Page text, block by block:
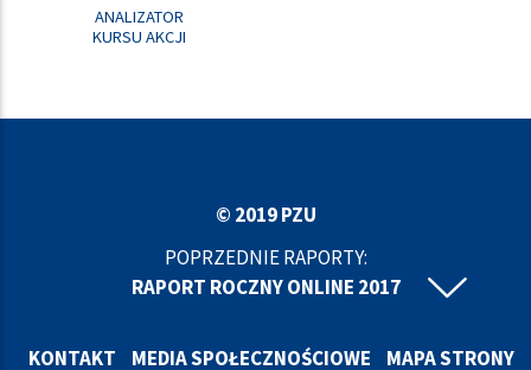
ANALIZATOR
KURSU AKCJI
© 2019 PZU
POPRZEDNIE RAPORTY:
RAPORT ROCZNY ONLINE 2017
RAPORT ROCZNY ONLINE 2015
KONTAKT MEDIA SPOŁECZNOŚCIOWE MAPA STRONY